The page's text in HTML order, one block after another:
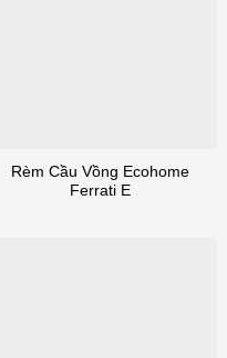
Rèm Cầu Vồng Ecohome
Ferrati E